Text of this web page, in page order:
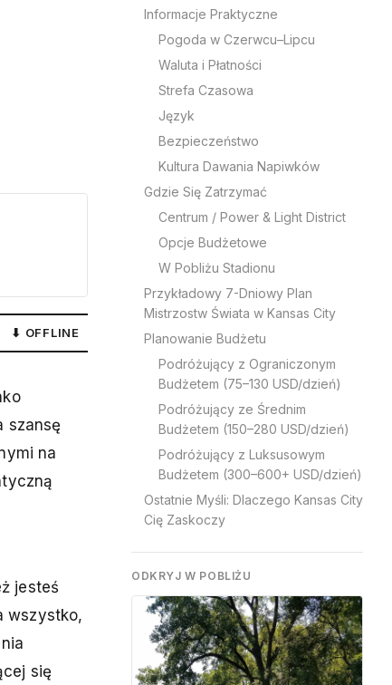
⬇ OFFLINE
szansę
na
jesteś
wszystko,
się
Informacje Praktyczne
Pogoda w Czerwcu–Lipcu
Waluta i Płatności
Strefa Czasowa
Język
Bezpieczeństwo
Kultura Dawania Napiwków
Gdzie Się Zatrzymać
Centrum / Power & Light District
Opcje Budżetowe
W Pobliżu Stadionu
Przykładowy 7-Dniowy Plan
Mistrzostw Świata w Kansas City
Planowanie Budżetu
Podróżujący z Ograniczonym
Budżetem (75–130 USD/dzień)
Podróżujący ze Średnim
Budżetem (150–280 USD/dzień)
Podróżujący z Luksusowym
Budżetem (300–600+ USD/dzień)
Ostatnie Myśli: Dlaczego Kansas City
Cię Zaskoczy
ODKRYJ W POBLIŻU